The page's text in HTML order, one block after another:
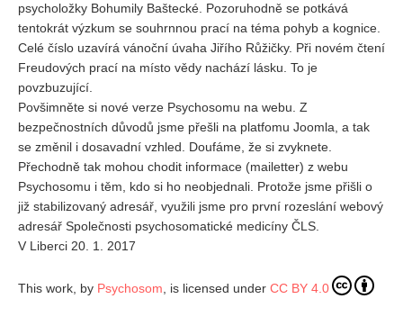
psycholožky Bohumily Baštecké. Pozoruhodně se potkává
tentokrát výzkum se souhrnnou prací na téma pohyb a kognice.
Celé číslo uzavírá vánoční úvaha Jiřího Růžičky. Při novém čtení
Freudových prací na místo vědy nachází lásku. To je
povzbuzující.
Povšimněte si nové verze Psychosomu na webu. Z
bezpečnostních důvodů jsme přešli na platfomu Joomla, a tak
se změnil i dosavadní vzhled. Doufáme, že si zvyknete.
Přechodně tak mohou chodit informace (mailetter) z webu
Psychosomu i těm, kdo si ho neobjednali. Protože jsme přišli o
již stabilizovaný adresář, využili jsme pro první rozeslání webový
adresář Společnosti psychosomatické medicíny ČLS.
V Liberci 20. 1. 2017
This work, by Psychosom , is licensed under CC BY 4.0